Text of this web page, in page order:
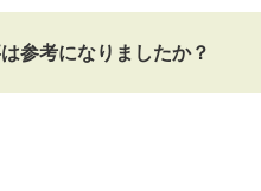
参考になりましたか？